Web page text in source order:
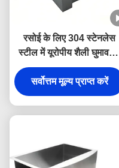
रसोई के लिए 304 स्टेनलेस
स्टील में यूरोपीय शैली घुमावदार
फ्रंट भारी शुल्क एकल कटोरा
खेत सिंक
सर्वोत्तम मूल्य प्राप्त करें